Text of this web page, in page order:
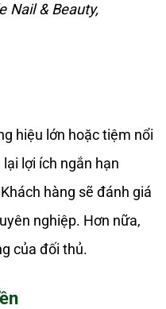
Nail & Beauty,
hiệu lớn hoặc tiệm nổi
lợi ích ngắn hạn
hàng sẽ đánh giá
nghiệp. Hơn nữa,
của đối thủ.